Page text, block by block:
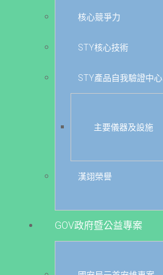
核心競爭力
STY核心技術
STY產品自我驗證中心
主要儀器及設施
漢翊榮譽
GOV政府暨公益專案